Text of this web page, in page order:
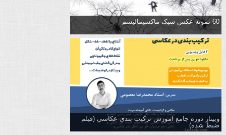
60 نمونه عکس سبک ماکسیمالیسم
وبینار دوره جامع آموزش تركيب بندي عكاسي (فیلم
ضبط شده)